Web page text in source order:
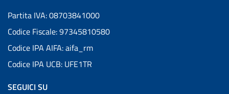
Partita IVA: 08703841000
Codice Fiscale: 97345810580
Codice IPA AIFA: aifa_rm
Codice IPA UCB: UFE1TR
SEGUICI SU